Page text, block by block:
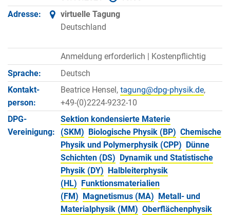
Adresse:
virtuelle Tagung
Deutschland
Anmeldung erforderlich | Kostenpflichtig
Sprache:
Deutsch
Kontakt­
person:
Beatrice Hensel,
,
+49-(0)2224-9232-10
DPG-
Vereinigung:
Sektion kondensierte Materie
(SKM)
Biologische Physik (BP) Chemische
Physik und Polymerphysik (CPP)
Dünne
Schichten (DS)
Dynamik und Statistische
Physik (DY)
Halbleiterphysik
(HL)
Funktionsmaterialien
(FM)
Magnetismus (MA)
Metall- und
Materialphysik (MM) Oberflächenphysik